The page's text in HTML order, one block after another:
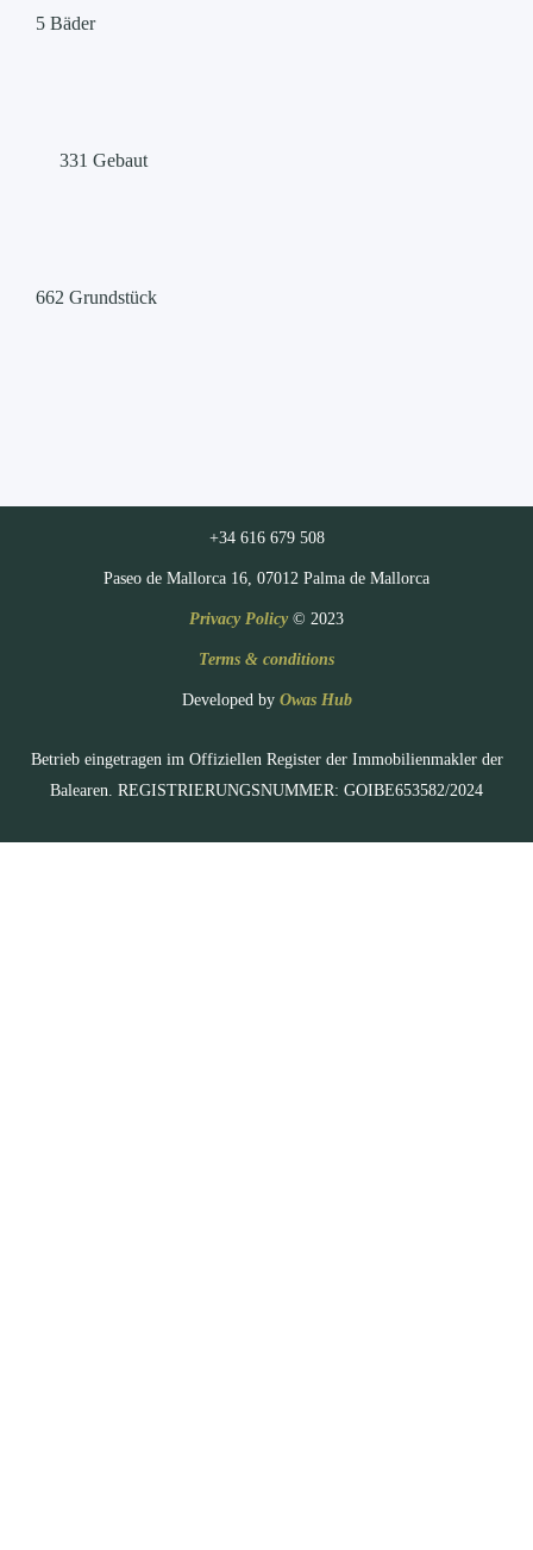
5 Bäder
331 Gebaut
662 Grundstück
+34 616 679 508
Paseo de Mallorca 16, 07012 Palma de Mallorca
Privacy Policy © 2023
Terms & conditions
Developed by Owas Hub
Betrieb eingetragen im Offiziellen Register der Immobilienmakler der
Balearen. REGISTRIERUNGSNUMMER: GOIBE653582/2024